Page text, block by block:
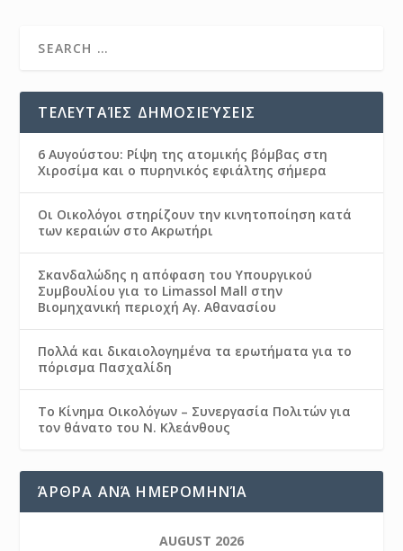
ΤΕΛΕΥΤΑΊΕΣ ΔΗΜΟΣΙΕΎΣΕΙΣ
6 Αυγούστου: Ρίψη της ατομικής βόμβας στη
Χιροσίμα και ο πυρηνικός εφιάλτης σήμερα
Οι Οικολόγοι στηρίζουν την κινητοποίηση κατά
των κεραιών στο Ακρωτήρι
Σκανδαλώδης η απόφαση του Υπουργικού
Συμβουλίου για το Limassol Mall στην
Βιομηχανική περιοχή Αγ. Αθανασίου
Πολλά και δικαιολογημένα τα ερωτήματα για το
πόρισμα Πασχαλίδη
Το Κίνημα Οικολόγων – Συνεργασία Πολιτών για
τον θάνατο του Ν. Κλεάνθους
ΆΡΘΡΑ ΑΝΆ ΗΜΕΡΟΜΗΝΊΑ
AUGUST 2026